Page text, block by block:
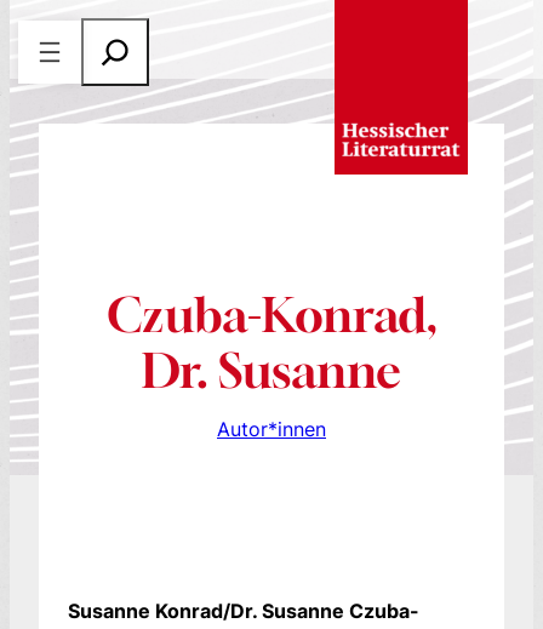
Zum
Inhalt
springen
h
Czuba-Konrad,
Dr. Susanne
Autor*innen
Susanne Konrad/Dr. Susanne Czuba-